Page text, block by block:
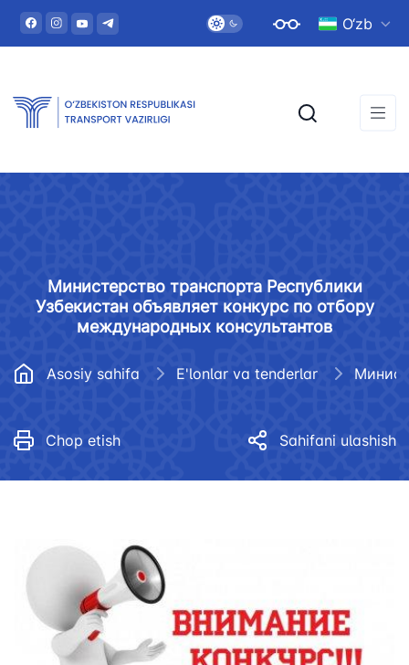
O‘zb
Министерство транспорта Республики
Узбекистан объявляет конкурс по отбору
международных консультантов
Asosiy sahifa E'lonlar va tenderlar
Chop etish Sahifani ulashish